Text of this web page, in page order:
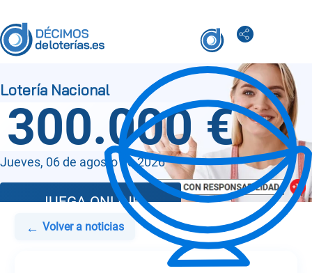
← Volver a noticias
300.000 €
Jueves, 06 de agosto de 2026
JUEGA ONLINE